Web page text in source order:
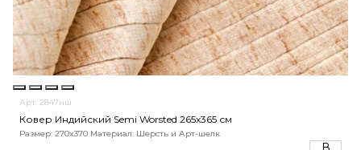
Арт. 2847нш
Ковер Индийский Semi Worsted 265x365 см
Размер: 270x370 Материал: Шерсть и Арт-шелк